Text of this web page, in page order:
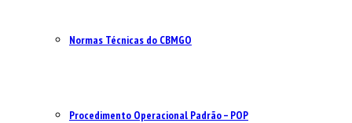
Normas Técnicas do CBMGO
Procedimento Operacional Padrão – POP